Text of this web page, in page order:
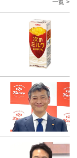
一覧 >